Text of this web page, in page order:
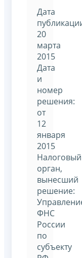
Дата
20
марта
2015
Дата
и
номер
решения:
от
12
января
2015
Налоговый
орган,
вынесший
решение:
ФНС
России
по
субъекту